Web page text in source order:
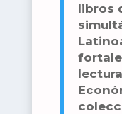
libros